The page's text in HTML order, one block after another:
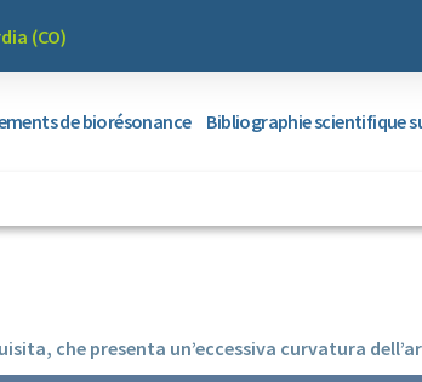
(CO)
de biorésonance Bibliographie scientifique
che presenta un’eccessiva curvatura